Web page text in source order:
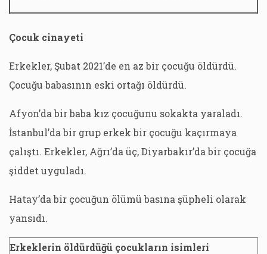
Çocuk cinayeti
Erkekler, Şubat 2021’de en az bir çocuğu öldürdü.
Çocuğu babasının eski ortağı öldürdü.
Afyon’da bir baba kız çocuğunu sokakta yaraladı.
İstanbul’da bir grup erkek bir çocuğu kaçırmaya
çalıştı. Erkekler, Ağrı’da üç, Diyarbakır’da bir çocuğa
şiddet uyguladı.
Hatay’da bir çocuğun ölümü basına şüpheli olarak
yansıdı.
Erkeklerin öldürdüğü çocukların isimleri